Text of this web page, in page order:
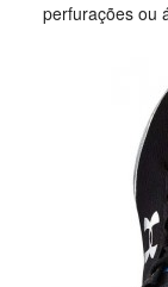
perfurações ou